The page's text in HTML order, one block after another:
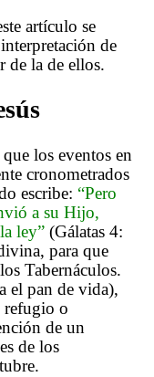
artículo se
de
de la de ellos.
los eventos en
cronometrados
escribe: “Pero
a su Hijo,
ley” (Gálatas 4:
para que
Tabernáculos.
el pan de vida),
refugio o
de un
de los